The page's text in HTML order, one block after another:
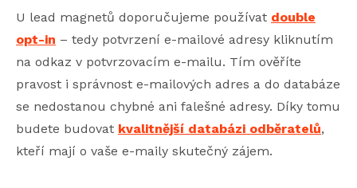
U lead magnetů doporučujeme používat double
opt-in – tedy potvrzení e-mailové adresy kliknutím
na odkaz v potvrzovacím e-mailu. Tím ověříte
pravost i správnost e-mailových adres a do databáze
se nedostanou chybné ani falešné adresy. Díky tomu
budete budovat kvalitnější databázi odběratelů,
kteří mají o vaše e-maily skutečný zájem.